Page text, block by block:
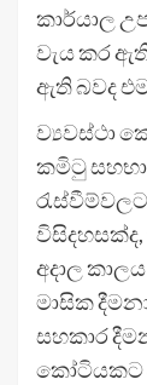
කාර්යාල
වැය කර
ඇති බවද
ව්‍යවස්ථා
කමිටු
අදාල
මාසික
සහකාර
කෝටියකට